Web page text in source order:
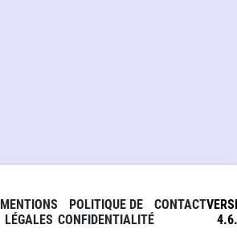
MENTIONS
LÉGALES
POLITIQUE DE
CONFIDENTIALITÉ
CONTACT